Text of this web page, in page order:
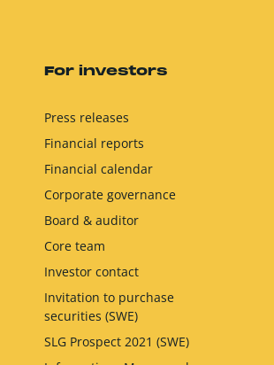
For investors
Press releases
Financial reports
Financial calendar
Corporate governance
Board & auditor
Core team
Investor contact
Invitation to purchase
securities (SWE)
SLG Prospect 2021 (SWE)